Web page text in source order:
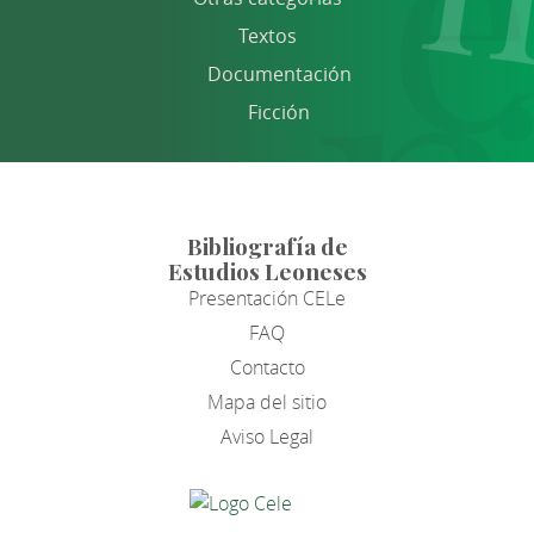
Textos
Documentación
Ficción
Bibliografía de
Estudios Leoneses
Presentación CELe
FAQ
Contacto
Mapa del sitio
Aviso Legal